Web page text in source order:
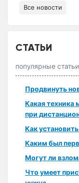
Все новости
СТАТЬИ
популярные статьи
Продвинуть
Какая техника
при
Как
Каким был
Могут ли
Что умеет